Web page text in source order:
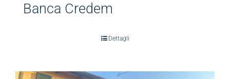
Banca Credem
Dettagli